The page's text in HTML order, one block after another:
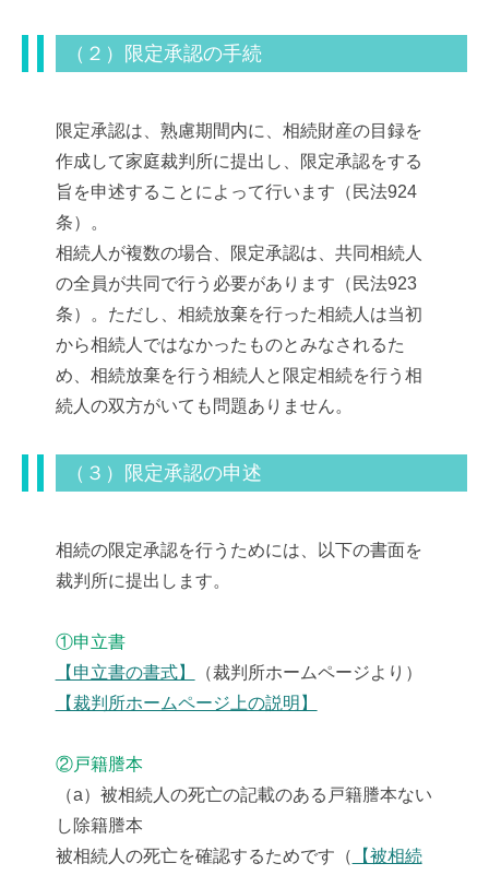
（２）限定承認の手続
限定承認は、熟慮期間内に、相続財産の目録を
作成して家庭裁判所に提出し、限定承認をする
旨を申述することによって行います（民法924
条）。
相続人が複数の場合、限定承認は、共同相続人
の全員が共同で行う必要があります（民法923
条）。ただし、相続放棄を行った相続人は当初
から相続人ではなかったものとみなされるた
め、相続放棄を行う相続人と限定相続を行う相
続人の双方がいても問題ありません。
（３）限定承認の申述
相続の限定承認を行うためには、以下の書面を
裁判所に提出します。
①申立書
【申立書の書式】
（裁判所ホームページより）
【裁判所ホームページ上の説明】
②戸籍謄本
（a）被相続人の死亡の記載のある戸籍謄本ない
し除籍謄本
被相続人の死亡を確認するためです（ 【被相続